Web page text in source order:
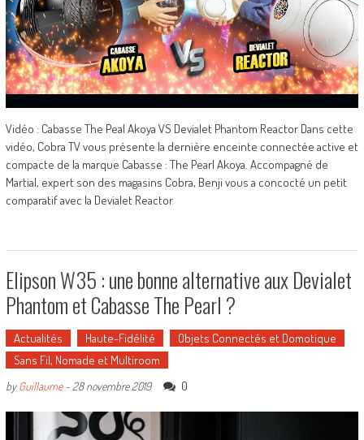
Vidéo : Cabasse The Peal Akoya VS Devialet Phantom Reactor Dans cette
vidéo, Cobra TV vous présente la dernière enceinte connectée active et
compacte de la marque Cabasse : The Pearl Akoya. Accompagné de
Martial, expert son des magasins Cobra, Benji vous a concocté un petit
comparatif avec la Devialet Reactor
Elipson W35 : une bonne alternative aux Devialet
Phantom et Cabasse The Pearl ?
Actualités Haute-Fidélité
Objets Connectés et Domotique
Sans Fil, Nomade et Multiroom
byGuillaume- 28 novembre 2019 0